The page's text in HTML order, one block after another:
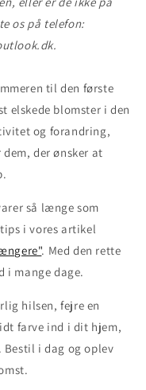
os på telefon:
til den første
elskede blomster i den
og forandring,
der ønsker at
så længe som
i vores artikel
. Med den rette
i mange dage.
hilsen, fejre en
farve ind i dit hjem,
Bestil i dag og oplev